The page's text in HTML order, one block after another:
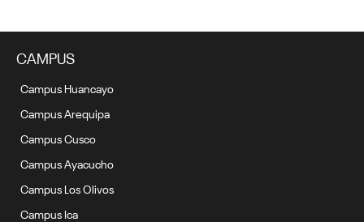
CAMPUS
Campus Huancayo
Campus Arequipa
Campus Cusco
Campus Ayacucho
Campus Los Olivos
Campus Ica